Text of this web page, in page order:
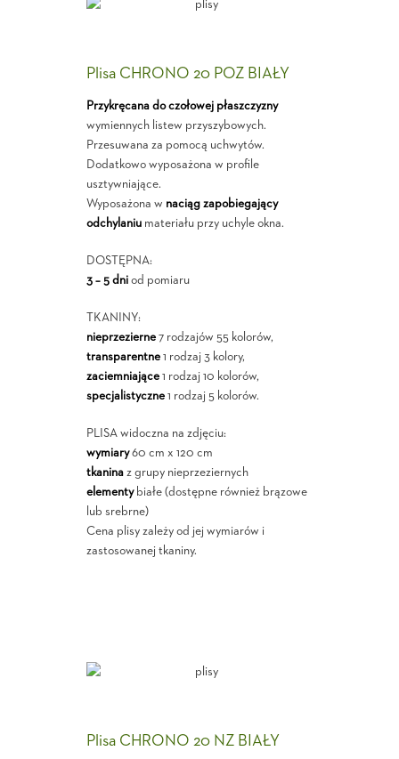
Plisa CHRONO 20 POZ BIAŁY
Przykręcana do czołowej płaszczyzny
wymiennych listew przyszybowych.
Przesuwana za pomocą uchwytów.
Dodatkowo wyposażona w profile
usztywniające.
Wyposażona w naciąg zapobiegający
odchylaniumateriału przy uchyle okna.
DOSTĘPNA:
3 – 5 dniod pomiaru
TKANINY:
nieprzezierne7 rodzajów 55 kolorów,
transparentne1 rodzaj 3 kolory,
zaciemniające1 rodzaj 10 kolorów,
specjalistyczne1 rodzaj 5 kolorów.
PLISA widoczna na zdjęciu:
wymiary60 cm x 120 cm
tkaninaz grupy nieprzeziernych
elementybiałe (dostępne również brązowe
lub srebrne)
Cena plisy zależy od jej wymiarów i
zastosowanej tkaniny.
Plisa CHRONO 20 NZ BIAŁY